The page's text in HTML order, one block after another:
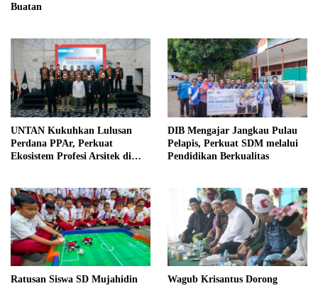
Buatan
UNTAN Kukuhkan Lulusan
Perdana PPAr, Perkuat
Ekosistem Profesi Arsitek di
DIB Mengajar Jangkau Pulau
Pelapis, Perkuat SDM melalui
Pendidikan Berkualitas
Ratusan Siswa SD Mujahidin
Wagub Krisantus Dorong